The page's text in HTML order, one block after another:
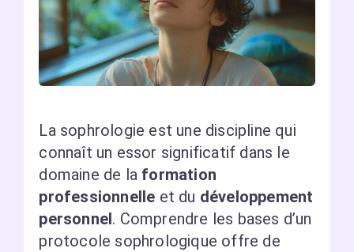
La sophrologie est une discipline qui
connaît un essor significatif dans le
domaine de la formation
professionnelle et du développement
personnel. Comprendre les bases d’un
protocole sophrologique offre de